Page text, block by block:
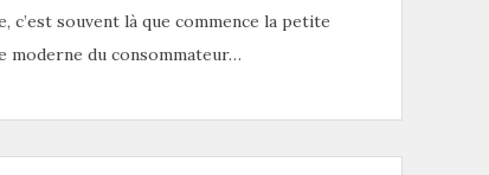
c’est souvent là que commence la petite
moderne du consommateur…